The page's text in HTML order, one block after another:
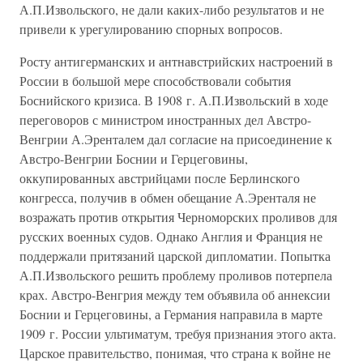
А.П.Извольского, не дали каких-либо результатов и не
привели к урегулированию спорных вопросов.
Росту антигерманских и антнавстрийских настроений в
России в большой мере способствовали события
Боснийского кризиса. В 1908 г. А.П.Извольский в ходе
переговоров с министром иностранных дел Австро-
Венгрии А.Эренталем дал согласие на присоединение к
Австро-Венгрии Боснии и Герцеговины,
оккупированных австрийцами после Берлинского
конгресса, получив в обмен обещание А.Эренталя не
возражать против открытия Черноморских проливов для
русских военных судов. Однако Англия и Франция не
поддержали притязаний царской дипломатии. Попытка
А.П.Извольского решить проблему проливов потерпела
крах. Австро-Венгрия между тем объявила об аннексии
Боснии и Герцеговины, а Германия направила в марте
1909 г. России ультиматум, требуя признания этого акта.
Царское правительство, понимая, что страна к войне не